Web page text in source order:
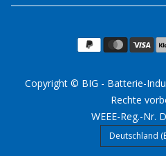
Land/Region
Deutschland
Copyright © BIG - Batterie-
Rechte
WEEE-Reg.-Nr.